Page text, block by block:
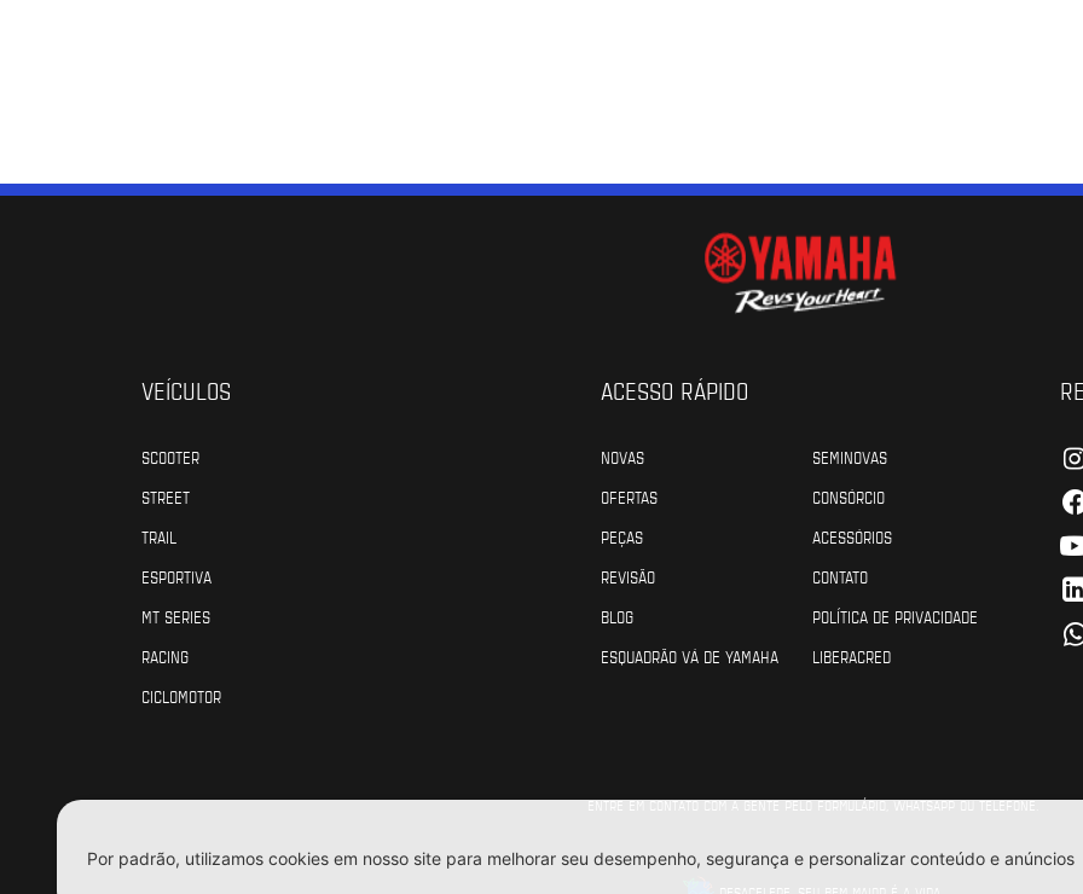
VEÍCULOS
SCOOTER
STREET
TRAIL
ESPORTIVA
MT SERIES
RACING
CICLOMOTOR
ACESSO RÁPIDO
NOVAS
SEMINOVAS
OFERTAS
CONSÓRCIO
PEÇAS
ACESSÓRIOS
REVISÃO
CONTATO
BLOG
POLÍTICA DE PRIVACIDADE
ESQUADRÃO VÁ DE YAMAHA
LIBERACRED
ENTRE EM CONTATO COM A GENTE PELO FORMULÁRIO, WHATSAPP OU TELEFONE.